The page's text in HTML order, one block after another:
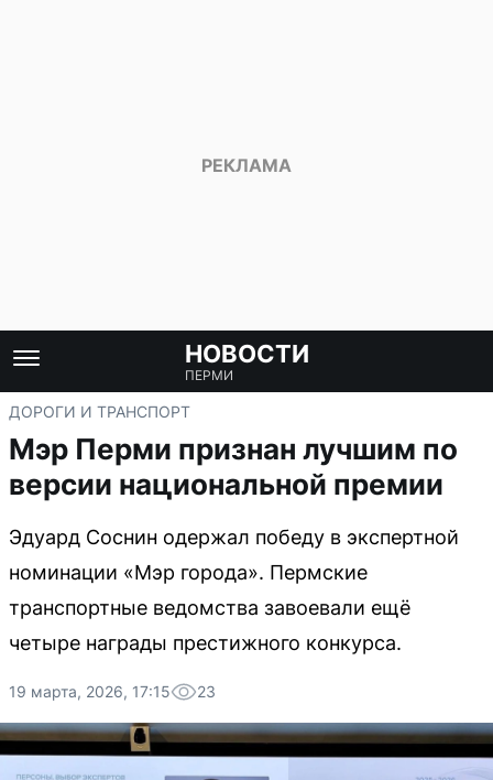
НОВОСТИ
ПЕРМИ
ДОРОГИ И ТРАНСПОРТ
Мэр Перми признан лучшим по
версии национальной премии
Эдуард Соснин одержал победу в экспертной
номинации «Мэр города». Пермские
транспортные ведомства завоевали ещё
четыре награды престижного конкурса.
19 марта, 2026, 17:15 23